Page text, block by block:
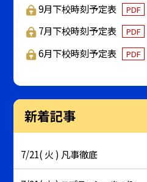
9月下校時刻予定表 PDF
7月下校時刻予定表
PDF
6月下校時刻予定表
PDF
新着記事
7/21( 火 ) 凡事徹底